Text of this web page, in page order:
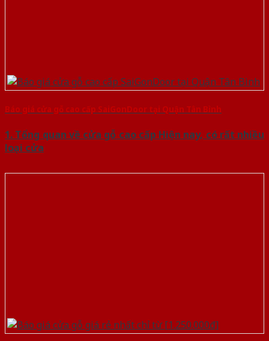
Báo giá cửa gỗ cao cấp SaiGonDoor tại Quận Tân Bình
1. Tổng quan về cửa gỗ cao cấp Hiện nay, có rất nhiều
loại cửa